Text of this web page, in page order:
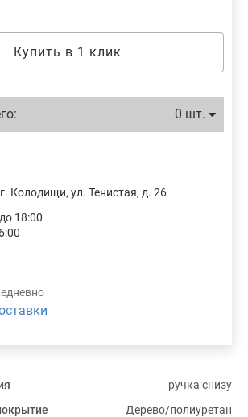
ручка снизу
Дерево/полиуретан
Купить в 1 клик
0 шт.
Колодищи, ул. Тенистая, д. 26
18:00